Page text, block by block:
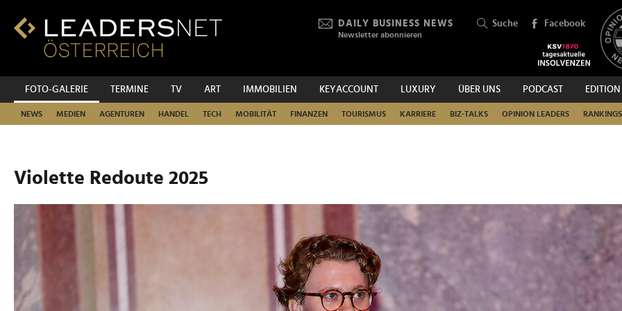
Inhalt
Fußzeilen-
Hauptnavigation
DAILY BUSINESS NEWS
Newsletter abonnieren
Suche Facebook
FOTO-GALERIE TERMINE TV ART IMMOBILIEN KEYACCOUNT LUXURY ÜBER UNS PODCAST EDITION
NEWS MEDIEN AGENTUREN HANDEL TECH MOBILITÄT FINANZEN TOURISMUS KARRIERE BIZ-TALKS OPINION LEADERS RANKINGS
SUCHEN
Violette Redoute 2025